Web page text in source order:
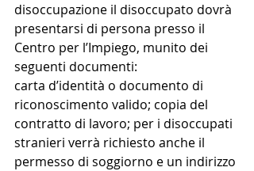
disoccupazione il disoccupato dovrà
presentarsi di persona presso il
Centro per l’Impiego, munito dei
seguenti documenti:
carta d’identità o documento di
riconoscimento valido; copia del
contratto di lavoro; per i disoccupati
stranieri verrà richiesto anche il
permesso di soggiorno e un indirizzo